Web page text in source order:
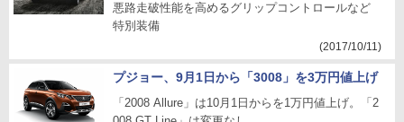
悪路走破性能を高めるグリップコントロールなど
特別装備
(2017/10/11)
プジョー、9月1日から「3008」を3万円値上げ
「2008 Allure」は10月1日からを1万円値上げ。「2